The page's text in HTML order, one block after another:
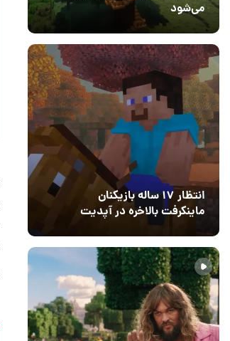
می‌شود
انتظار ۱۷ ساله بازیکنان
ماینکرفت بالاخره در آپدیت
جدید بازی به پایان رسید